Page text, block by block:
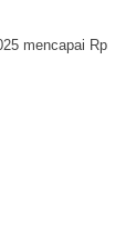
mencapai Rp